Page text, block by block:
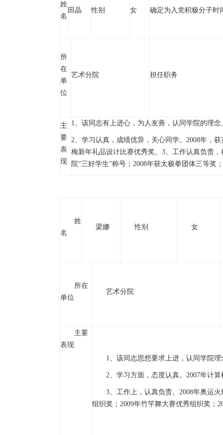
姓
名
田晶 性别 女 确定为入党积极分子时
所
在
单
位
艺术分院 担任职务
主
要
表
现
1、该同志有上进心，为人友善，认同学院的理念
2、学习认真，成绩优异，关心同学。2008年，
梅新年礼品设计比赛优秀奖。3、工作认真负责
院“三好学生”称号；2008年获太极拳团体三等奖
姓
名
梁娜 性别 女
所在
单位
艺术分院
主要
表现
1、该同志思想要求上进，认同学院理
2、学习方面，态度认真。2007年计
3、工作上，认真负责。2008年奥运
组织奖；2009年竹竿舞大赛优秀组织奖；